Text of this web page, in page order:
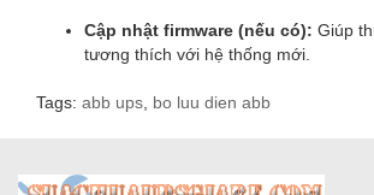
Cập nhật firmware (nếu có): Giúp
tương thích với hệ thống mới.
Tags: abb ups, bo luu dien abb